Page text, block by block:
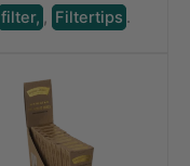
filter, , Filtertips .